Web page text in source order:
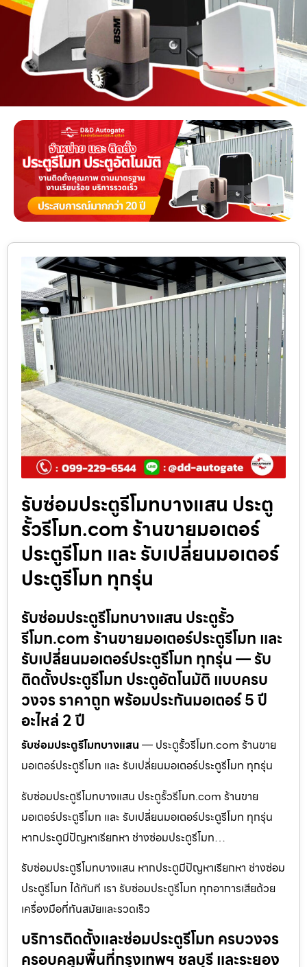
รับซ่อมประตูรีโมทบางแสน ประตู
รั้วรีโมท.com ร้านขายมอเตอร์
ประตูรีโมท และ รับเปลี่ยนมอเตอร์
ประตูรีโมท ทุกรุ่น
รับซ่อมประตูรีโมทบางแสน ประตูรั้ว
รีโมท.com ร้านขายมอเตอร์ประตูรีโมท และ
รับเปลี่ยนมอเตอร์ประตูรีโมท ทุกรุ่น — รับ
ติดตั้งประตูรีโมท ประตูอัตโนมัติ แบบครบ
วงจร ราคาถูก พร้อมประกันมอเตอร์ 5 ปี
อะไหล่ 2 ปี
รับซ่อมประตูรีโมทบางแสน — ประตูรั้วรีโมท.com ร้านขาย
มอเตอร์ประตูรีโมท และ รับเปลี่ยนมอเตอร์ประตูรีโมท ทุกรุ่น
รับซ่อมประตูรีโมทบางแสน ประตูรั้วรีโมท.com ร้านขาย
มอเตอร์ประตูรีโมท และ รับเปลี่ยนมอเตอร์ประตูรีโมท ทุกรุ่น
หากประตูมีปัญหาเรียกหา ช่างซ่อมประตูรีโมท…
รับซ่อมประตูรีโมทบางแสน หากประตูมีปัญหาเรียกหา ช่างซ่อม
ประตูรีโมท ได้ทันที เรา รับซ่อมประตูรีโมท ทุกอาการเสียด้วย
เครื่องมือที่ทันสมัยและรวดเร็ว
บริการติดตั้งและซ่อมประตูรีโมท ครบวงจร
ครอบคลุมพื้นที่กรุงเทพฯ ชลบุรี และระยอง